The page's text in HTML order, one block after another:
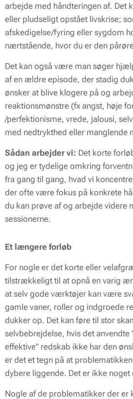
arbejde med håndteringen af. Det
eller pludseligt opstået livskrise;
afskedigelse/fyring eller sygdom
nærtstående, hvor du er den
Det kan også være man søger
af en ældre episode, der stadig
ønsker at blive klogere på og
reaktionsmønstre (fx angst, høje
/perfektionisme, vrede, jalousi,
med nedtrykthed eller manglende
Sådan arbejder vi: Det korte
og jeg er tydelige omkring
fra gang til gang, hvad vi
der ofte være fokus på konkrete
du kan prøve af og arbejde videre
sessionerne.
Et længere forløb
For nogle er det korte eller
tilstrækkeligt til at opnå en varig
at selv gode værktøjer kan være
gamle vaner, roller og indgroede
dukker op. Det kan føre til stor
selvbebrejdelse, hvis det
effektive" redskab ikke har den
er det et tegn på at
dybere liggende. Det er ikke noget
Nogle af de problematikker der er